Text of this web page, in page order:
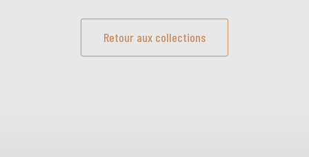
Retour aux collections